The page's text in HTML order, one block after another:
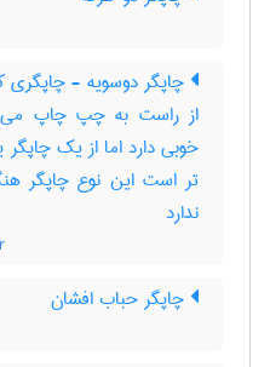
چاپگر دوسویه -
از راست به چپ چاپ می
خوبی دارد اما از یک
تر است این نوع چاپگر
ندارد
چاپگر حباب افشان